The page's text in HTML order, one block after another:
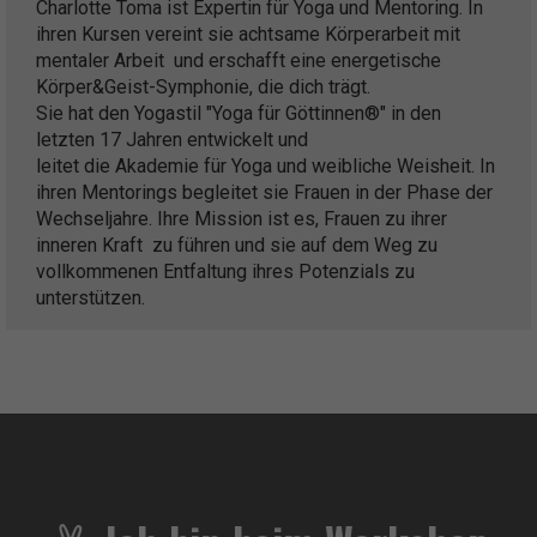
Charlotte Toma ist Expertin für Yoga und Mentoring. In
ihren Kursen vereint sie achtsame Körperarbeit mit
mentaler Arbeit und erschafft eine energetische
Körper&Geist-Symphonie, die dich trägt.
Sie hat den Yogastil "Yoga für Göttinnen®" in den
letzten 17 Jahren entwickelt und
leitet die Akademie für Yoga und weibliche Weisheit. In
ihren Mentorings begleitet sie Frauen in der Phase der
Wechseljahre. Ihre Mission ist es, Frauen zu ihrer
inneren Kraft zu führen und sie auf dem Weg zu
vollkommenen Entfaltung ihres Potenzials zu
unterstützen.